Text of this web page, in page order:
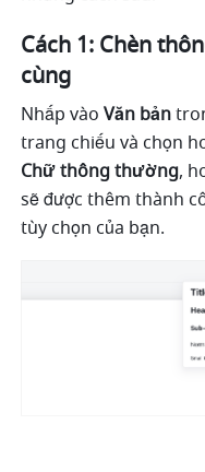
Cách 1: Chèn
cùng
Nhấp vào Văn bản
trang chiếu và chọn
Chữ thông thường,
sẽ được thêm thành
tùy chọn của bạn.